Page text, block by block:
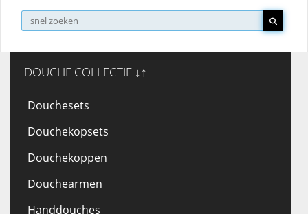
DOUCHE COLLECTIE ↓↑
Douchesets
Douchekopsets
Douchekoppen
Douchearmen
Handdouches